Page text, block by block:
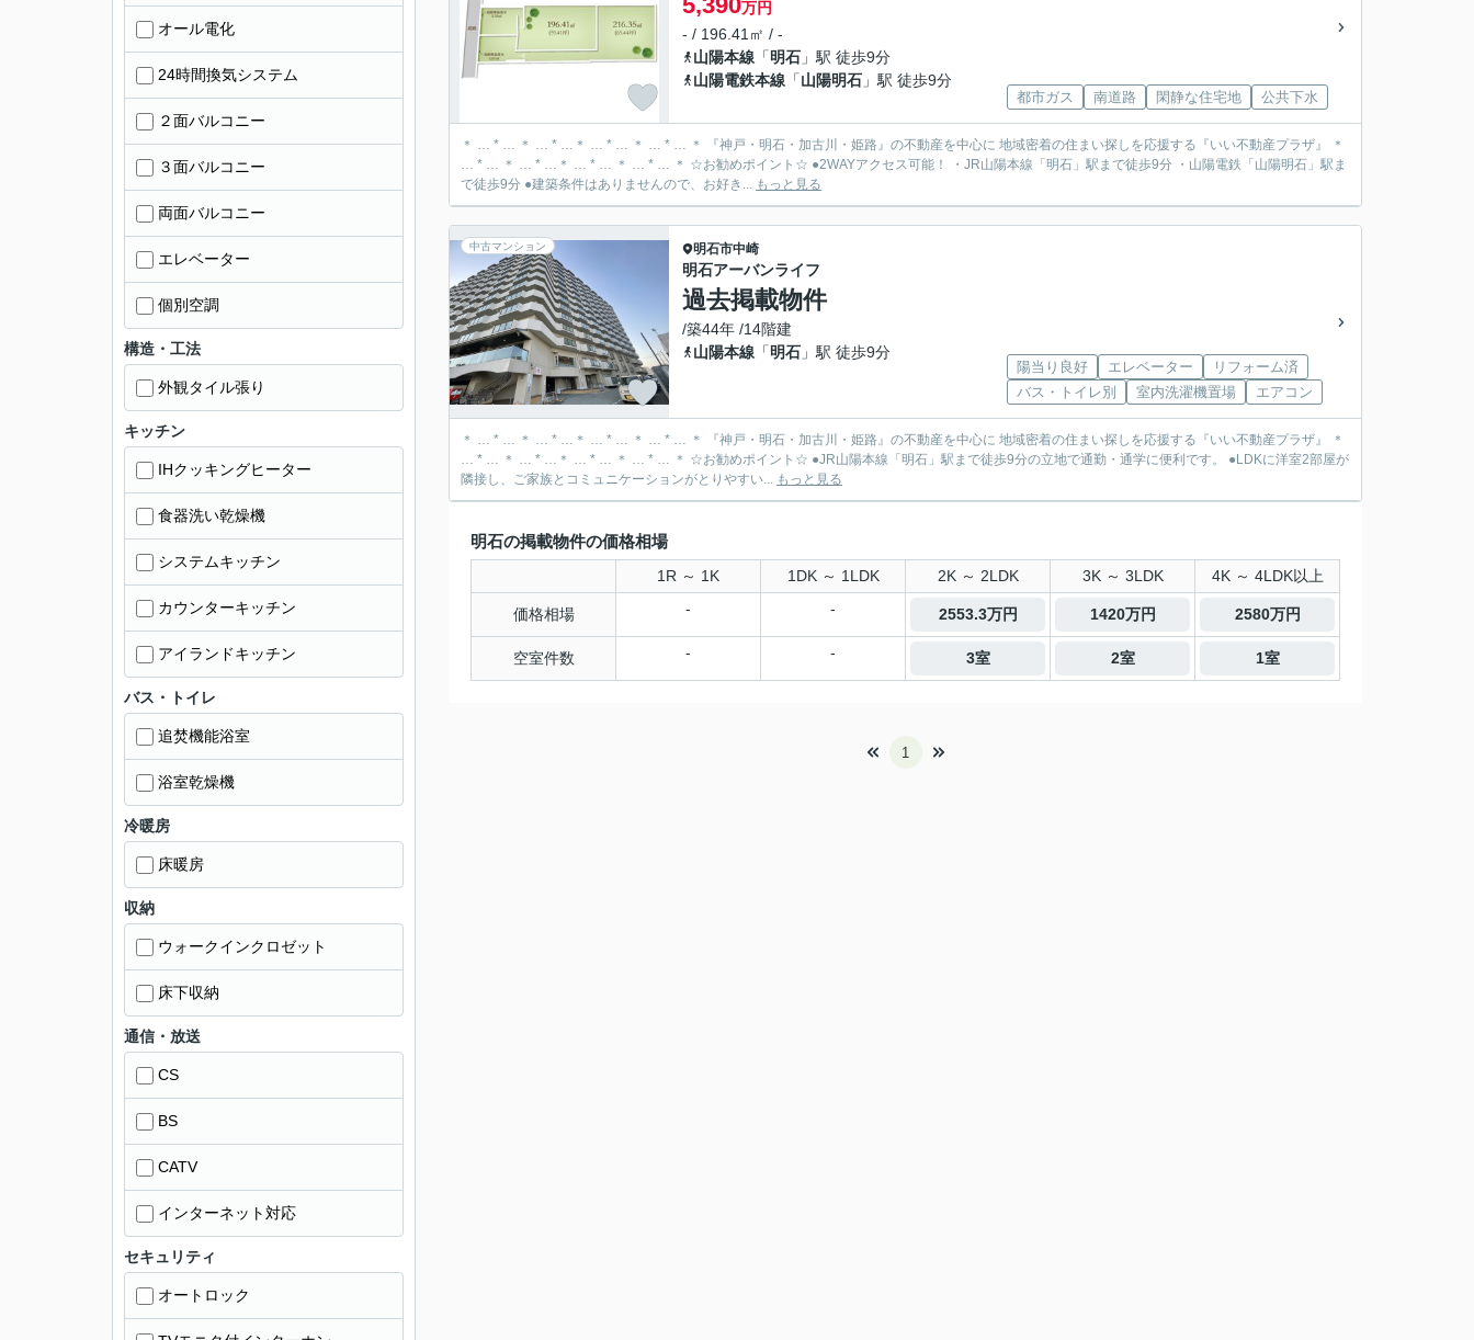
万円
- / 196.41㎡ / -
山陽本線 「明石 」駅 徒歩9分
山陽電鉄本線 「山陽明石 」駅 徒歩9分
都市ガス 南道路 閑静な住宅地 公共下水
＊ … * … ＊ … * …＊ … * … ＊ … * … ＊ 『神戸・明石・加古川・姫路』の不動産を中心に 地域密着の住まい探しを応援する『いい不動産プラザ』 ＊
… * … ＊ … * …＊ … * … ＊ … * … ＊ ☆お勧めポイント☆ ●2WAYアクセス可能！ ・JR山陽本線「明石」駅まで徒歩9分 ・山陽電鉄「山陽明石」駅ま
で徒歩9分 ●建築条件はありませんので、お好き... もっと見る
中古マンション 明石市中崎
明石アーバンライフ
過去掲載物件
/築44年 /14階建
山陽本線 「明石 」駅 徒歩9分
陽当り良好 エレベーター
リフォーム済
バス・トイレ別
室内洗濯機置場 エアコン
＊ … * … ＊ … * …＊ … * … ＊ … * … ＊ 『神戸・明石・加古川・姫路』の不動産を中心に 地域密着の住まい探しを応援する『いい不動産プラザ』 ＊
… * … ＊ … * …＊ … * … ＊ … * … ＊ ☆お勧めポイント☆ ●JR山陽本線「明石」駅まで徒歩9分の立地で通勤・通学に便利です。 ●LDKに洋室2部屋が
隣接し、ご家族とコミュニケーションがとりやすい... もっと見る
明石の掲載物件の価格相場
1R ～ 1K 1DK ～ 1LDK 2K ～ 2LDK 3K ～ 3LDK 4K ～ 4LDK以上
価格相場 - - 2553.3万円 1420万円 2580万円
空室件数 - - 3室 2室 1室
1
オール電化
24時間換気システム
２面バルコニー
３面バルコニー
両面バルコニー
エレベーター
個別空調
構造・工法
外観タイル張り
キッチン
IHクッキングヒーター
食器洗い乾燥機
システムキッチン
カウンターキッチン
アイランドキッチン
バス・トイレ
追焚機能浴室
浴室乾燥機
冷暖房
床暖房
収納
ウォークインクロゼット
床下収納
通信・放送
CS
BS
CATV
インターネット対応
セキュリティ
オートロック